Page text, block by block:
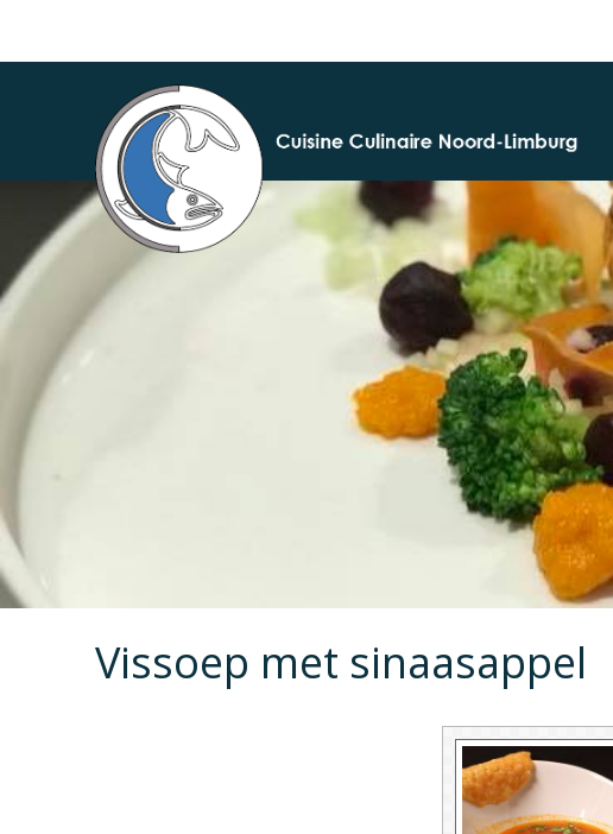
Vissoep met sinaasappel